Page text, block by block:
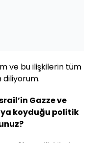
ve bu ilişkilerin tüm
Gazze ve
koyduğu politik